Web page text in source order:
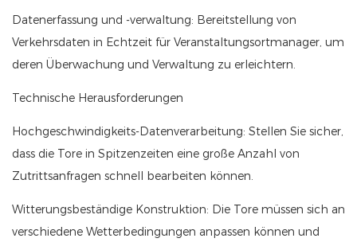
Datenerfassung und -verwaltung: Bereitstellung von
Verkehrsdaten in Echtzeit für Veranstaltungsortmanager, um
deren Überwachung und Verwaltung zu erleichtern.
Technische Herausforderungen
Hochgeschwindigkeits-Datenverarbeitung: Stellen Sie sicher,
dass die Tore in Spitzenzeiten eine große Anzahl von
Zutrittsanfragen schnell bearbeiten können.
Witterungsbeständige Konstruktion: Die Tore müssen sich an
verschiedene Wetterbedingungen anpassen können und